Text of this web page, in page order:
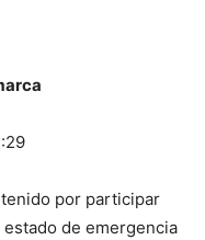
por participar
de emergencia